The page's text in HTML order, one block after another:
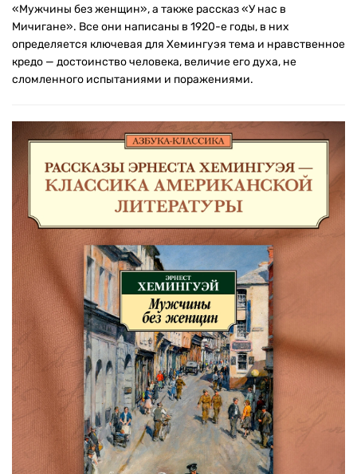
«Мужчины без женщин», а также рассказ «У нас в
Мичигане». Все они написаны в 1920-е годы, в них
определяется ключевая для Хемингуэя тема и нравственное
кредо — достоинство человека, величие его духа, не
сломленного испытаниями и поражениями.